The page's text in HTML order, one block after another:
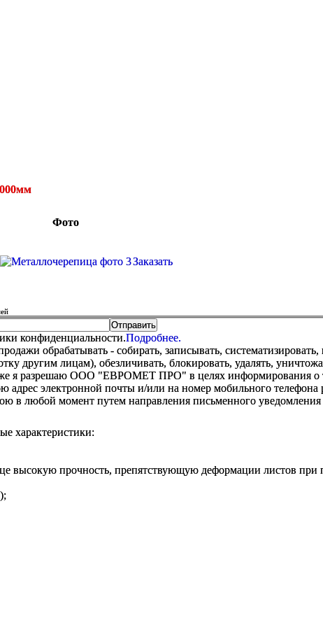
Фото
Заказать
конфиденциальности.Подробнее.
обрабатывать - собирать, записывать, систематизировать,
другим лицам), обезличивать, блокировать, удалять,
я разрешаю ООО "ЕВРОМЕТ ПРО" в целях информирования о
электронной почты и/или на номер мобильного телефона
в любой момент путем направления письменного
характеристики:
высокую прочность, препятствующую деформации листов при